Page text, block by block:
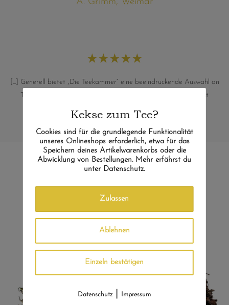
A. Grimm, Weimar
★★★★★
[...] Generell bietet „Die Teekammer“ eine beeindruckende Auswahl an
Tees, und die Entscheidung, europäische Tees aufzunehmen, ist
lobenswert. Vielen Dank hierfür, macht weiter so!
C. Schmidt, Bergheim
interessant?
Kekse zum Tee?
Cookies sind für die grundlegende Funktionalität
unseres Onlineshops erforderlich, etwa für das
Speichern deines Artikelwarenkorbs oder die
Abwicklung von Bestellungen. Mehr erfährst du
unter Datenschutz.
Zulassen
Ablehnen
Einzeln bestätigen
Datenschutz| Impressum